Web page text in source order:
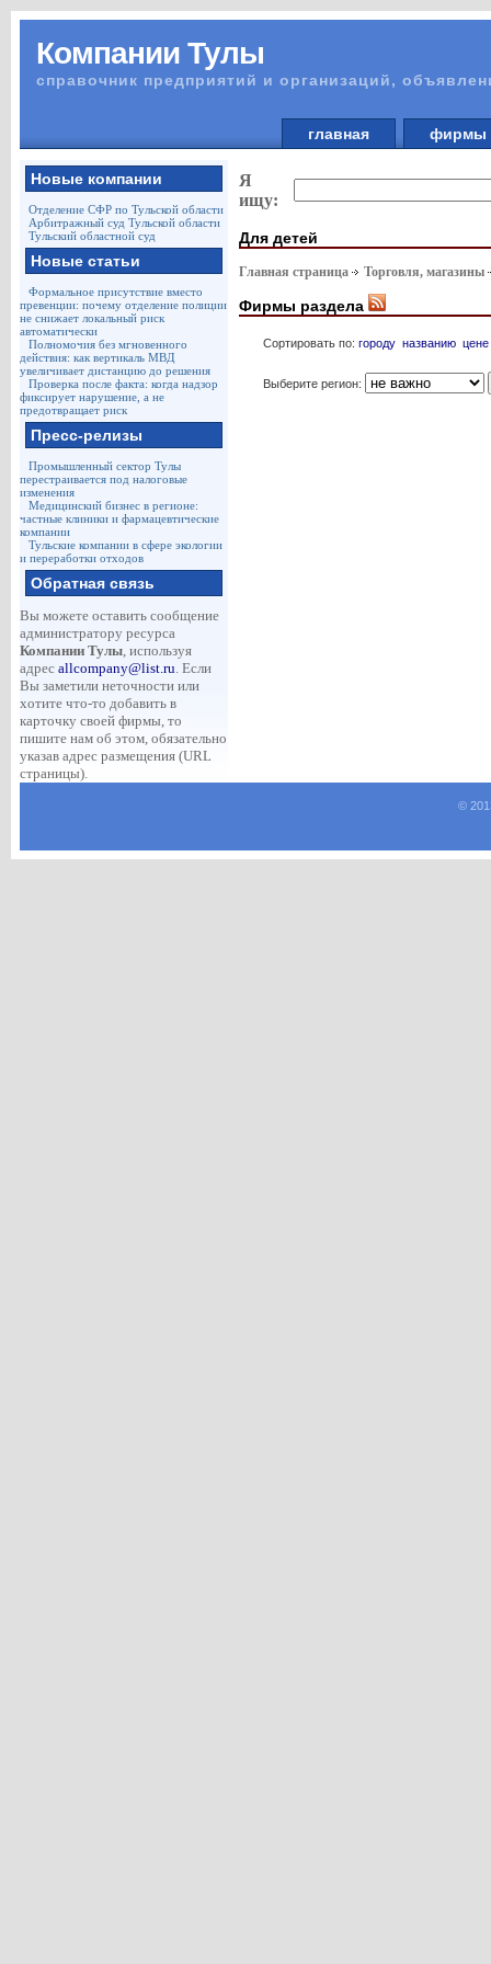
Компании Тулы
справочник предприятий и организаций,
главная
Новые компании
Отделение СФР по Тульской области
Арбитражный суд Тульской области
Тульский областной суд
Новые статьи
Формальное присутствие вместо
превенции: почему отделение полиции
не снижает локальный риск
автоматически
Полномочия без мгновенного
действия: как вертикаль МВД
увеличивает дистанцию до решения
Проверка после факта: когда надзор
фиксирует нарушение, а не
предотвращает риск
Пресс-релизы
Промышленный сектор Тулы
перестраивается под налоговые
изменения
Медицинский бизнес в регионе:
частные клиники и фармацевтические
компании
Тульские компании в сфере экологии
и переработки отходов
Обратная связь
Вы можете оставить сообщение
администратору ресурса
Компании Тулы, используя
адрес allcompany@list.ru. Если
Вы заметили неточности или
хотите что-то добавить в
карточку своей фирмы, то
пишите нам об этом, обязательно
указав адрес размещения (URL
страницы).
Я
ищу:
Для детей
Главная страница Торговля, магазины
Фирмы раздела
Сортировать по: городу названию цене
Выберите регион:
©